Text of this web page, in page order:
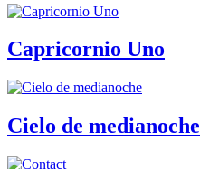
Capricornio Uno
Cielo de medianoche